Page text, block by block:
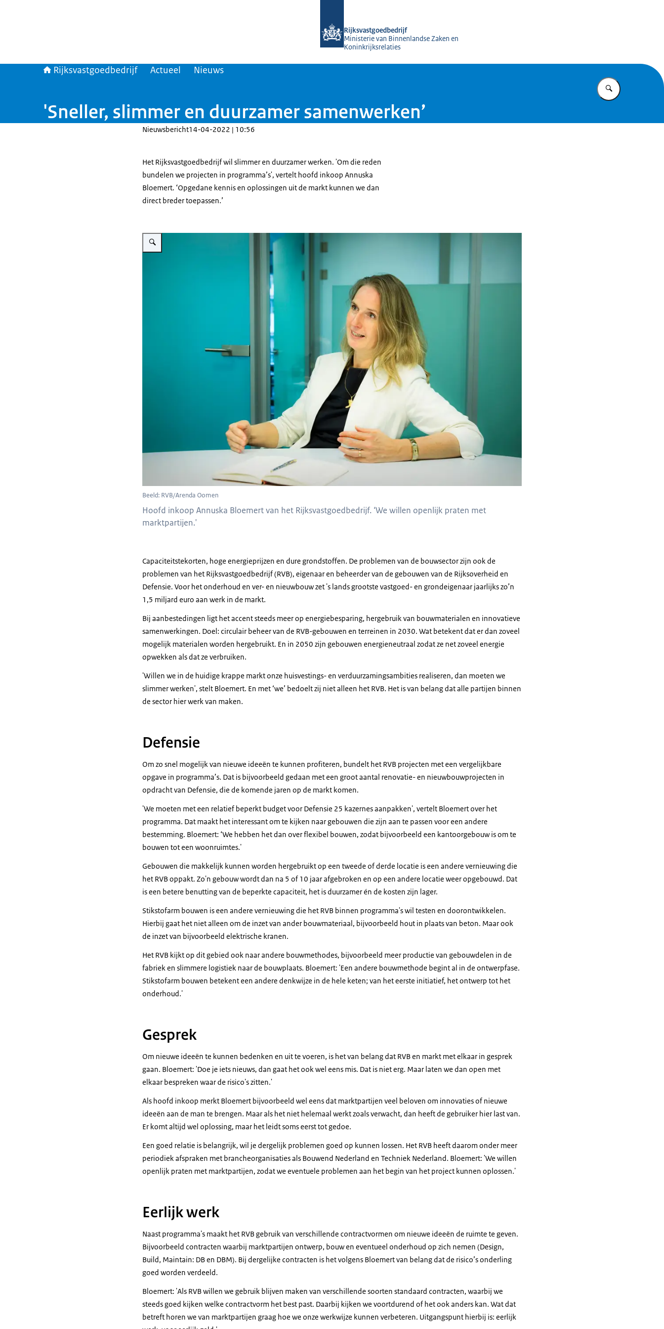
Rijksvastgoedbedrijf
Ministerie van Binnenlandse Zaken en
Koninkrijksrelaties
Rijksvastgoedbedrijf Actueel Nieuws
Vul in wat u
'Sneller, slimmer en duurzamer samenwerken’
Nieuwsbericht14-04-2022 | 10:56
Het Rijksvastgoedbedrijf wil slimmer en duurzamer werken. 'Om die reden
bundelen we projecten in programma’s', vertelt hoofd inkoop Annuska
Bloemert. ‘Opgedane kennis en oplossingen uit de markt kunnen we dan
direct breder toepassen.’
Vergroot afbeelding Annuska Bloemert aan vergadertafel, foto: Arenda Oomen.
Beeld: RVB/Arenda Oomen
Hoofd inkoop Annuska Bloemert van het Rijksvastgoedbedrijf. ‘We willen openlijk praten met
marktpartijen.'
Capaciteitstekorten, hoge energieprijzen en dure grondstoffen. De problemen van de bouwsector zijn ook de
problemen van het Rijksvastgoedbedrijf (RVB), eigenaar en beheerder van de gebouwen van de Rijksoverheid en
Defensie. Voor het onderhoud en ver- en nieuwbouw zet 's lands grootste vastgoed- en grondeigenaar jaarlijks zo’n
1,5 miljard euro aan werk in de markt.
Bij aanbestedingen ligt het accent steeds meer op energiebesparing, hergebruik van bouwmaterialen en innovatieve
samenwerkingen. Doel: circulair beheer van de RVB-gebouwen en terreinen in 2030. Wat betekent dat er dan zoveel
mogelijk materialen worden hergebruikt. En in 2050 zijn gebouwen energieneutraal zodat ze net zoveel energie
opwekken als dat ze verbruiken.
'Willen we in de huidige krappe markt onze huisvestings- en verduurzamingsambities realiseren, dan moeten we
slimmer werken', stelt Bloemert. En met ‘we’ bedoelt zij niet alleen het RVB. Het is van belang dat alle partijen binnen
de sector hier werk van maken.
Defensie
Om zo snel mogelijk van nieuwe ideeën te kunnen profiteren, bundelt het RVB projecten met een vergelijkbare
opgave in programma’s. Dat is bijvoorbeeld gedaan met een groot aantal renovatie- en nieuwbouwprojecten in
opdracht van Defensie, die de komende jaren op de markt komen.
'We moeten met een relatief beperkt budget voor Defensie 25 kazernes aanpakken', vertelt Bloemert over het
programma. Dat maakt het interessant om te kijken naar gebouwen die zijn aan te passen voor een andere
bestemming. Bloemert: ‘We hebben het dan over flexibel bouwen, zodat bijvoorbeeld een kantoorgebouw is om te
bouwen tot een woonruimtes.'
Gebouwen die makkelijk kunnen worden hergebruikt op een tweede of derde locatie is een andere vernieuwing die
het RVB oppakt. Zo'n gebouw wordt dan na 5 of 10 jaar afgebroken en op een andere locatie weer opgebouwd. Dat
is een betere benutting van de beperkte capaciteit, het is duurzamer én de kosten zijn lager.
Stikstofarm bouwen is een andere vernieuwing die het RVB binnen programma's wil testen en doorontwikkelen.
Hierbij gaat het niet alleen om de inzet van ander bouwmateriaal, bijvoorbeeld hout in plaats van beton. Maar ook
de inzet van bijvoorbeeld elektrische kranen.
Het RVB kijkt op dit gebied ook naar andere bouwmethodes, bijvoorbeeld meer productie van gebouwdelen in de
fabriek en slimmere logistiek naar de bouwplaats. Bloemert: 'Een andere bouwmethode begint al in de ontwerpfase.
Stikstofarm bouwen betekent een andere denkwijze in de hele keten; van het eerste initiatief, het ontwerp tot het
onderhoud.'
Gesprek
Om nieuwe ideeën te kunnen bedenken en uit te voeren, is het van belang dat RVB en markt met elkaar in gesprek
gaan. Bloemert: 'Doe je iets nieuws, dan gaat het ook wel eens mis. Dat is niet erg. Maar laten we dan open met
elkaar bespreken waar de risico's zitten.'
Als hoofd inkoop merkt Bloemert bijvoorbeeld wel eens dat marktpartijen veel beloven om innovaties of nieuwe
ideeën aan de man te brengen. Maar als het niet helemaal werkt zoals verwacht, dan heeft de gebruiker hier last van.
Er komt altijd wel oplossing, maar het leidt soms eerst tot gedoe.
Een goed relatie is belangrijk, wil je dergelijk problemen goed op kunnen lossen. Het RVB heeft daarom onder meer
periodiek afspraken met brancheorganisaties als Bouwend Nederland en Techniek Nederland. Bloemert: 'We willen
openlijk praten met marktpartijen, zodat we eventuele problemen aan het begin van het project kunnen oplossen.'
Eerlijk werk
Naast programma's maakt het RVB gebruik van verschillende contractvormen om nieuwe ideeën de ruimte te geven.
Bijvoorbeeld contracten waarbij marktpartijen ontwerp, bouw en eventueel onderhoud op zich nemen (Design,
Build, Maintain: DB en DBM). Bij dergelijke contracten is het volgens Bloemert van belang dat de risico’s onderling
goed worden verdeeld.
Bloemert: 'Als RVB willen we gebruik blijven maken van verschillende soorten standaard contracten, waarbij we
steeds goed kijken welke contractvorm het best past. Daarbij kijken we voortdurend of het ook anders kan. Wat dat
betreft horen we van marktpartijen graag hoe we onze werkwijze kunnen verbeteren. Uitgangspunt hierbij is: eerlijk